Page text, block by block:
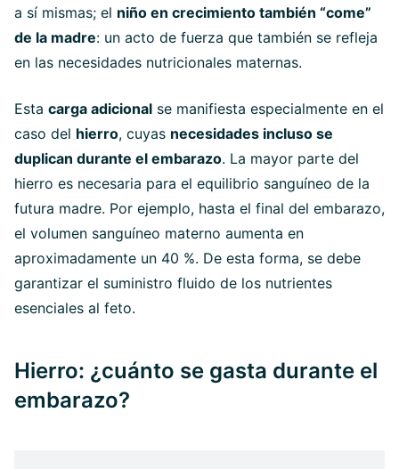
a sí mismas; el niño en crecimiento también “come”
de la madre: un acto de fuerza que también se refleja
en las necesidades nutricionales maternas.
Esta carga adicional se manifiesta especialmente en el
caso del hierro, cuyas necesidades incluso se
duplican durante el embarazo. La mayor parte del
hierro es necesaria para el equilibrio sanguíneo de la
futura madre. Por ejemplo, hasta el final del embarazo,
el volumen sanguíneo materno aumenta en
aproximadamente un 40 %. De esta forma, se debe
garantizar el suministro fluido de los nutrientes
esenciales al feto.
Hierro: ¿cuánto se gasta durante el
embarazo?